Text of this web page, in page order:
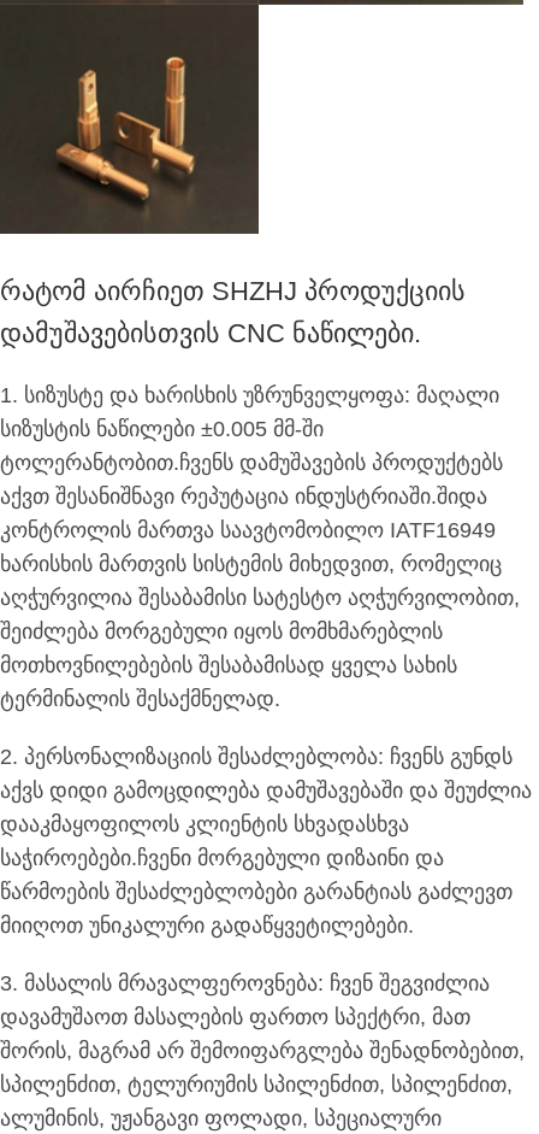
Რატომ Აირჩიეთ SHZHJ Პროდუქციის
Დამუშავებისთვის CNC Ნაწილები.
1. სიზუსტე და ხარისხის უზრუნველყოფა: მაღალი
სიზუსტის ნაწილები ±0.005 მმ-ში
ტოლერანტობით.ჩვენს დამუშავების პროდუქტებს
აქვთ შესანიშნავი რეპუტაცია ინდუსტრიაში.შიდა
კონტროლის მართვა საავტომობილო IATF16949
ხარისხის მართვის სისტემის მიხედვით, რომელიც
აღჭურვილია შესაბამისი სატესტო აღჭურვილობით,
შეიძლება მორგებული იყოს მომხმარებლის
მოთხოვნილებების შესაბამისად ყველა სახის
ტერმინალის შესაქმნელად.
2. პერსონალიზაციის შესაძლებლობა: ჩვენს გუნდს
აქვს დიდი გამოცდილება დამუშავებაში და შეუძლია
დააკმაყოფილოს კლიენტის სხვადასხვა
საჭიროებები.ჩვენი მორგებული დიზაინი და
წარმოების შესაძლებლობები გარანტიას გაძლევთ
მიიღოთ უნიკალური გადაწყვეტილებები.
3. მასალის მრავალფეროვნება: ჩვენ შეგვიძლია
დავამუშაოთ მასალების ფართო სპექტრი, მათ
შორის, მაგრამ არ შემოიფარგლება შენადნობებით,
სპილენძით, ტელურიუმის სპილენძით, სპილენძით,
ალუმინის, უჟანგავი ფოლადი, სპეციალური